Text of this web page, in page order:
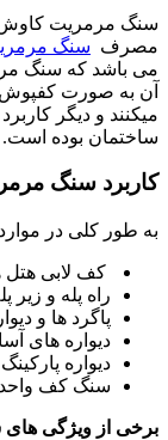
سنگ مرمریت کاوش
مصرف سنگ
می ‌باشد که سنگ
آن به صورت
میکنند و دیگر
ساختمان بوده است.
کاربرد سنگ
به طور کلی در
کف لابی هتل
راه پله و زیر
پاگرد ها و
دیواره های
دیواره پارکینگ
سنگ کف
برخی از ویژگی های